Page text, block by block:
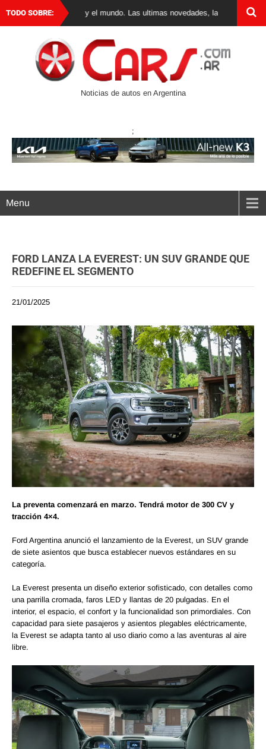
TODO SOBRE:
km en Argentina y el mundo. Las ultimas novedades, lanzamientos y test
Noticias de autos en Argentina
;
Menu
FORD LANZA LA EVEREST: UN SUV GRANDE QUE
REDEFINE EL SEGMENTO
21/01/2025
La preventa comenzará en marzo. Tendrá motor de 300 CV y
tracción 4×4.
Ford Argentina anunció el lanzamiento de la Everest, un SUV grande
de siete asientos que busca establecer nuevos estándares en su
categoría.
La Everest presenta un diseño exterior sofisticado, con detalles como
una parrilla cromada, faros LED y llantas de 20 pulgadas. En el
interior, el espacio, el confort y la funcionalidad son primordiales. Con
capacidad para siete pasajeros y asientos plegables eléctricamente,
la Everest se adapta tanto al uso diario como a las aventuras al aire
libre.